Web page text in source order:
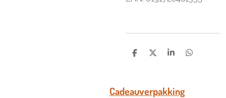
D
D
S
e
D
Cadeauverpakking